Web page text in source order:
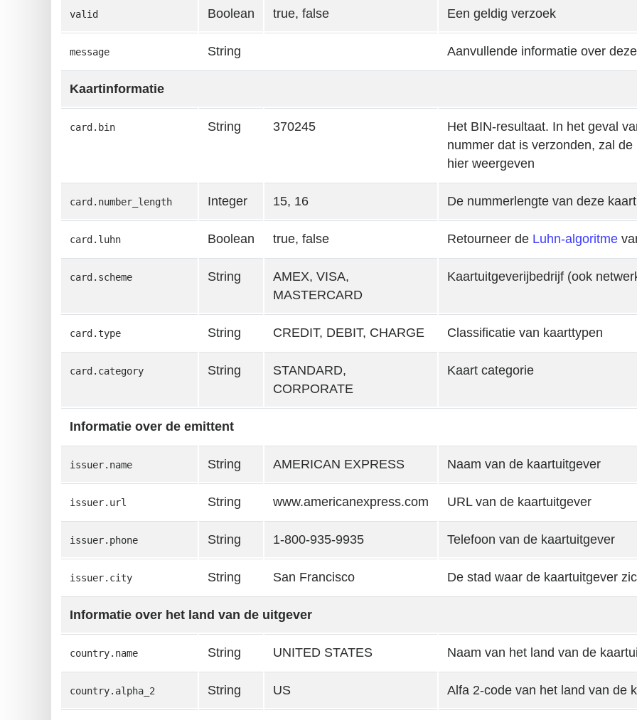
valid Boolean true, false Een geldig verzoek
message String Aanvullende informatie over
Kaartinformatie
card.bin String 370245
Het BIN-resultaat. In het geval
nummer dat is verzonden, zal
hier weergeven
card.number_length Integer 15, 16 De nummerlengte van deze
card.luhn Boolean true, false Retourneer de Luhn-algoritme
card.scheme String
AMEX, VISA,
MASTERCARD
Kaartuitgeverijbedrijf (ook
card.type String CREDIT, DEBIT, CHARGE Classificatie van kaarttypen
card.category String
STANDARD,
CORPORATE
Kaart categorie
Informatie over de emittent
issuer.name String AMERICAN EXPRESS Naam van de kaartuitgever
issuer.url String www.americanexpress.com URL van de kaartuitgever
issuer.phone String 1-800-935-9935 Telefoon van de kaartuitgever
issuer.city String San Francisco De stad waar de kaartuitgever
Informatie over het land van de uitgever
country.name String UNITED STATES Naam van het land van de
country.alpha_2 String US Alfa 2-code van het land van de